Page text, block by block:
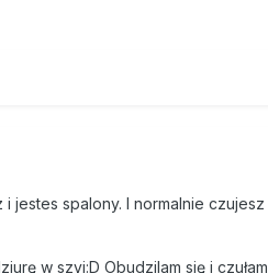
jestes spalony. I normalnie czujesz
w szyi:D Obudzilam się i czułam